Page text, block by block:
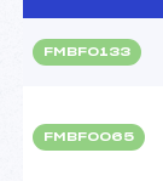
FMBF0133
FMBF0065